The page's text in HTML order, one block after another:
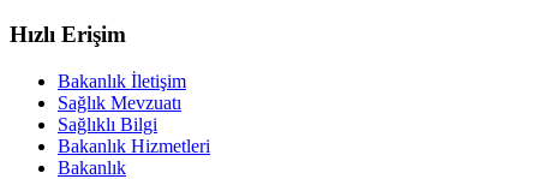
Hızlı Erişim
Bakanlık İletişim
Sağlık Mevzuatı
Sağlıklı Bilgi
Bakanlık Hizmetleri
Bakanlık